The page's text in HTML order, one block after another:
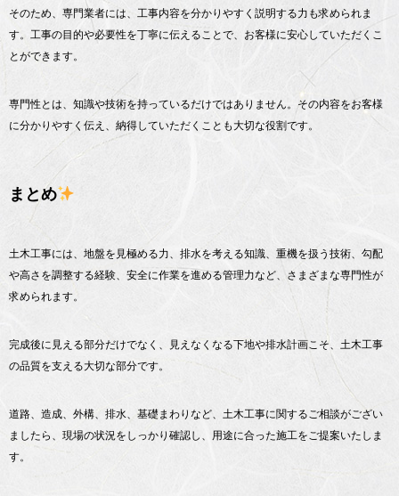
そのため、専門業者には、工事内容を分かりやすく説明する力も求められま
す。工事の目的や必要性を丁寧に伝えることで、お客様に安心していただくこ
とができます。
専門性とは、知識や技術を持っているだけではありません。その内容をお客様
に分かりやすく伝え、納得していただくことも大切な役割です。
まとめ
土木工事には、地盤を見極める力、排水を考える知識、重機を扱う技術、勾配
や高さを調整する経験、安全に作業を進める管理力など、さまざまな専門性が
求められます。
完成後に見える部分だけでなく、見えなくなる下地や排水計画こそ、土木工事
の品質を支える大切な部分です。
道路、造成、外構、排水、基礎まわりなど、土木工事に関するご相談がござい
ましたら、現場の状況をしっかり確認し、用途に合った施工をご提案いたしま
す。